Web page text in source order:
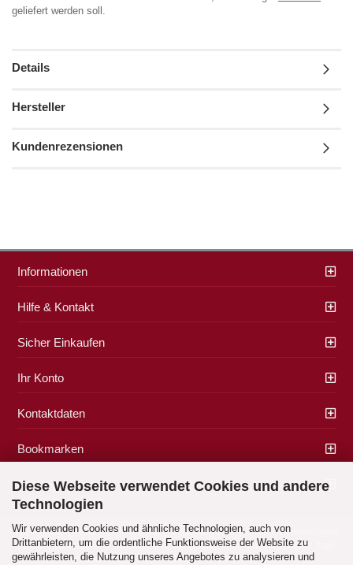
Diese Webseite verwendet Cookies und andere
Technologien
Wir verwenden Cookies und ähnliche Technologien, auch von
Drittanbietern, um die ordentliche Funktionsweise der Website zu
gewährleisten, die Nutzung unseres Angebotes zu analysieren und
geliefert werden soll.
Details
Hersteller
Kundenrezensionen
Informationen
Hilfe & Kontakt
Sicher Einkaufen
Ihr Konto
Kontaktdaten
Bookmarken
Zahlung & Versand
Impressum|AGB|Datenschutz|Widerrufsrecht| Cookie Einstellungen
Alle Preise verstehen sich inklusive der gesetzlichen Mehrwertsteuer, zzgl.
Versandkostensoweit nicht anders gekennzeichnet.